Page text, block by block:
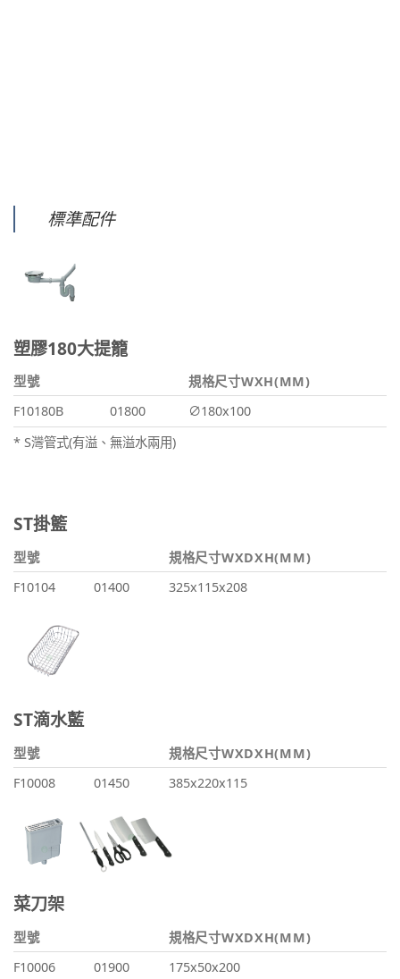
標準配件
塑膠180大提籠
型號
規格尺寸WXH(MM)
F10180B
01800
∅180x100
* S灣管式(有溢、無溢水兩用)
ST掛籃
型號
規格尺寸WXDXH(MM)
F10104
01400 325x115x208
ST滴水藍
型號
規格尺寸WXDXH(MM)
F10008
01450 385x220x115
菜刀架
型號
規格尺寸WXDXH(MM)
F10006
01900 175x50x200